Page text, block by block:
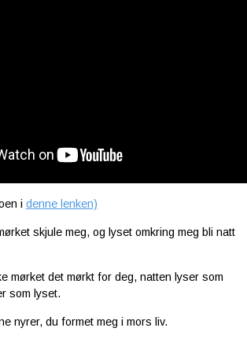
i denne lenken)
skjule meg, og lyset omkring meg bli natt
mørket det mørkt for deg, natten lyser som
som lyset.
nyrer, du formet meg i mors liv.